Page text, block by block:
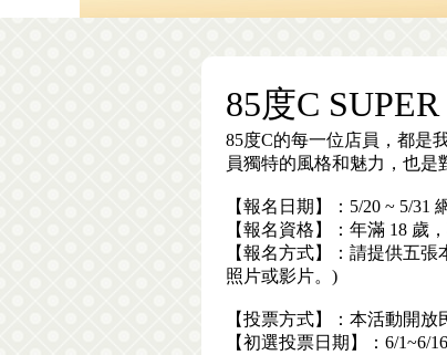
85度C
85度C的每一位店員，都是
員獨特的風格和魅力，也是
【報名日期】：5/20 ~ 5/31
【報名資格】：年滿 18 歲
【報名方式】：請提供五
照片或影片。)
【投票方式】：本活動開
【初選投票日期】：6/1~6/